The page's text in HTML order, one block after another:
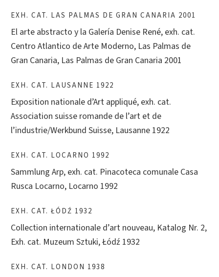
EXH. CAT. LAS PALMAS DE GRAN CANARIA 2001
El arte abstracto y la Galería Denise René, exh. cat.
Centro Atlantico de Arte Moderno, Las Palmas de
Gran Canaria, Las Palmas de Gran Canaria 2001
EXH. CAT. LAUSANNE 1922
Exposition nationale d’Art appliqué, exh. cat.
Association suisse romande de l’art et de
l’industrie/Werkbund Suisse, Lausanne 1922
EXH. CAT. LOCARNO 1992
Sammlung Arp, exh. cat. Pinacoteca comunale Casa
Rusca Locarno, Locarno 1992
EXH. CAT. ŁÓDŹ 1932
Collection internationale d’art nouveau, Katalog Nr. 2,
Exh. cat. Muzeum Sztuki,Łódź 1932
EXH. CAT. LONDON 1938